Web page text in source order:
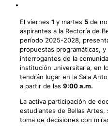
El viernes 1 y martes 5 de
aspirantes a la Rectoría de
período 2025-2028,
propuestas programáticas,
interrogantes de la
institución universitaria, en
tendrán lugar en la Sala
a partir de las 9:00 a.m.
La activa participación de
estudiantes de Bellas Artes,
toma de decisiones con